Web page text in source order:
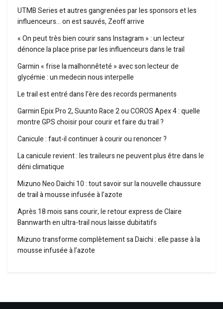
UTMB Series et autres gangrenées par les sponsors et les
influenceurs… on est sauvés, Zeoff arrive
« On peut très bien courir sans Instagram » : un lecteur
dénonce la place prise par les influenceurs dans le trail
Garmin « frise la malhonnêteté » avec son lecteur de
glycémie : un medecin nous interpelle
Le trail est entré dans l’ère des records permanents
Garmin Epix Pro 2, Suunto Race 2 ou COROS Apex 4 : quelle
montre GPS choisir pour courir et faire du trail ?
Canicule : faut-il continuer à courir ou renoncer ?
La canicule revient : les traileurs ne peuvent plus être dans le
déni climatique
Mizuno Neo Daichi 10 : tout savoir sur la nouvelle chaussure
de trail à mousse infusée à l’azote
Après 18 mois sans courir, le retour express de Claire
Bannwarth en ultra-trail nous laisse dubitatifs
Mizuno transforme complètement sa Daichi : elle passe à la
mousse infusée à l’azote